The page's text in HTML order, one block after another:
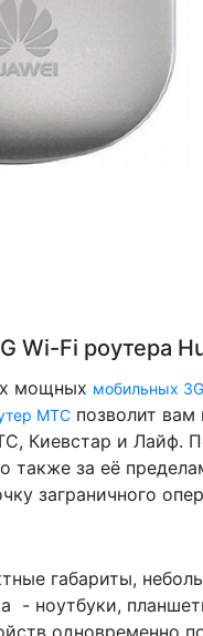
Wi-Fi роутера
мощных мобильных
МТС позволит
Киевстар и Лайф.
также за её
заграничного
габариты,
- ноутбуки,
одновременно